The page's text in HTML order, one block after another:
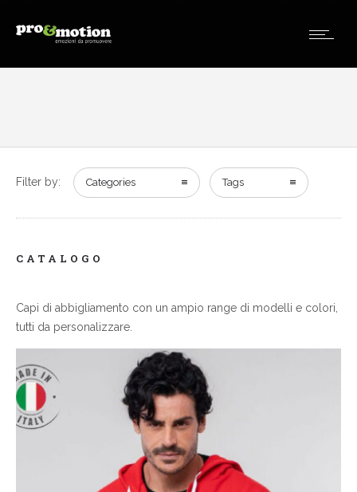
Filter by: Categories Tags
CATALOGO
Capi di abbigliamento con un ampio range di modelli e colori,
tutti da personalizzare.